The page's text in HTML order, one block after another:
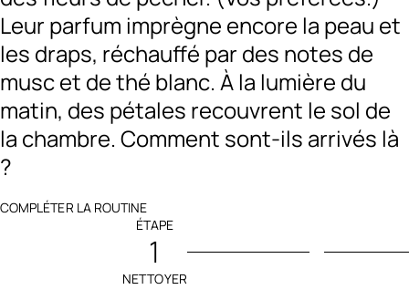
Leur parfum imprègne encore la peau et
les draps, réchauffé par des notes de
musc et de thé blanc. À la lumière du
matin, des pétales recouvrent le sol de
la chambre. Comment sont-ils arrivés là
?
COMPLÉTER LA ROUTINE
ÉTAPE
1
NETTOYER